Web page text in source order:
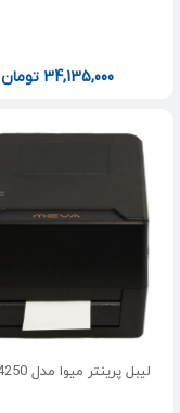
34,135,000 تومان
لیبل پرینتر میوا مدل MBP-4250